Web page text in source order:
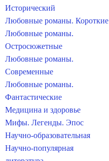
Исторический
Любовные романы. Короткие
Любовные романы.
Остросюжетные
Любовные романы.
Современные
Любовные романы.
Фантастические
Медицина и здоровье
Мифы. Легенды. Эпос
Научно-образовательная
Научно-популярная